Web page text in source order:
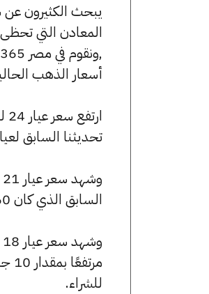
المعادن التي
أسعار الذهب
تحديثنا السابق لعيار
السابق الذي كان 7260 جنيهًا للبيع و7210 جنيهًا للشراء.
للشراء.